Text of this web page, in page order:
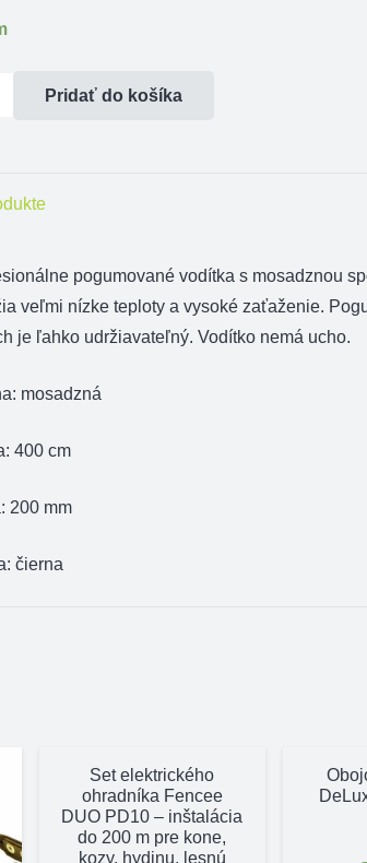
Pridať do košíka
pogumované vodítka s mosadznou
veľmi nízke teploty a vysoké zaťaženie.
je ľahko udržiavateľný. Vodítko nemá ucho.
mosadzná
400 cm
200 mm
čierna
Set elektrického
ohradníka Fencee
DUO PD10 – inštalácia
do 200 m pre kone,
kozy, hydinu, lesnú